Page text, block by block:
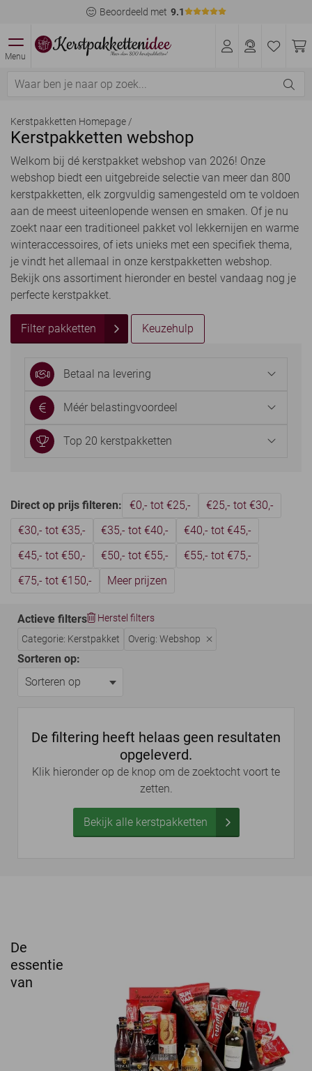
Beoordeeld met 9.1
Menu
Kerstpakketten Homepage /
Kerstpakketten webshop
Welkom bij dé kerstpakket webshop van 2026! Onze
webshop biedt een uitgebreide selectie van meer dan 800
kerstpakketten, elk zorgvuldig samengesteld om te voldoen
aan de meest uiteenlopende wensen en smaken. Of je nu
zoekt naar een traditioneel pakket vol lekkernijen en warme
winteraccessoires, of iets unieks met een specifiek thema,
je vindt het allemaal in onze kerstpakketten webshop.
Bekijk ons assortiment hieronder en bestel vandaag nog je
perfecte kerstpakket.
Filter pakketten Keuzehulp
Betaal na levering
Méér belastingvoordeel
Top 20 kerstpakketten
Direct op prijs filteren: €0,- tot €25,-
€25,- tot €30,-
€30,- tot €35,-
€35,- tot €40,-
€40,- tot €45,-
€45,- tot €50,-
€50,- tot €55,-
€55,- tot €75,-
€75,- tot €150,-
Meer prijzen
Actieve filters
Herstel filters
Categorie: Kerstpakket
Overig: Webshop
Sorteren op:
De filtering heeft helaas geen resultaten
opgeleverd.
Klik hieronder op de knop om de zoektocht voort te
zetten.
Bekijk alle kerstpakketten
De
essentie
van